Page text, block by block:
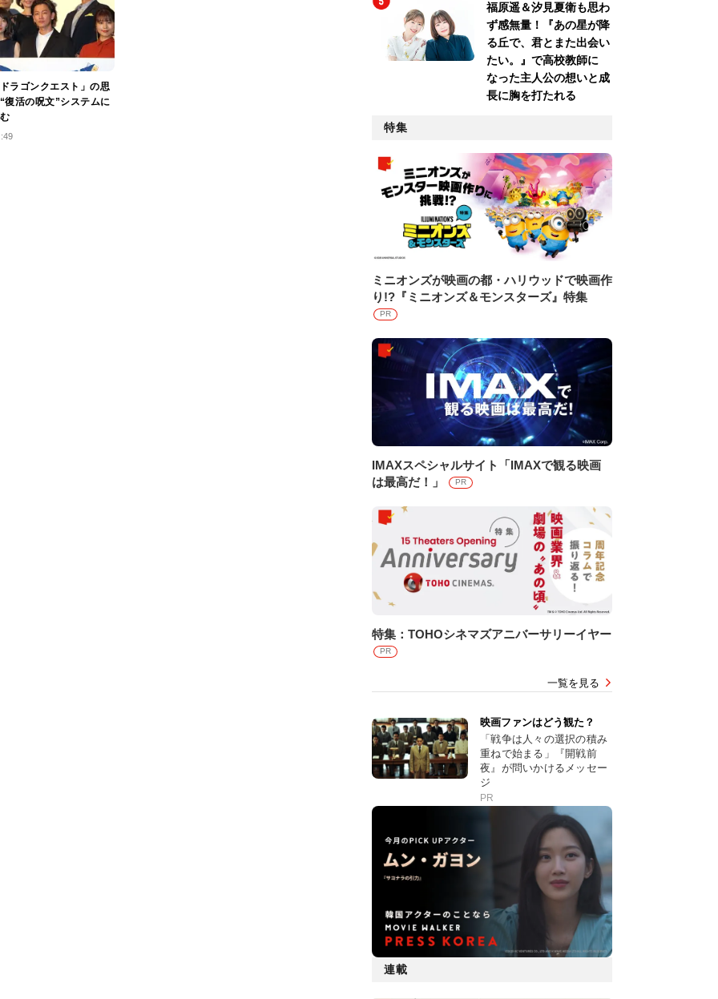
ラゴンクエスト」の思
復活の呪文”システムに
福原遥＆汐見夏衛も思わ
ず感無量！『あの星が降
る丘で、君とまた出会い
たい。』で高校教師に
なった主人公の想いと成
長に胸を打たれる
特集
ミニオンズが映画の都・ハリウッドで映画作
り!?『ミニオンズ＆モンスターズ』特集
PR
IMAXスペシャルサイト「IMAXで観る映画
は最高だ！」
PR
特集：TOHOシネマズアニバーサリーイヤー
PR
一覧を見る
映画ファンはどう観た？
「戦争は人々の選択の積み
重ねで始まる」『開戦前
夜』が問いかけるメッセー
ジ
PR
連載